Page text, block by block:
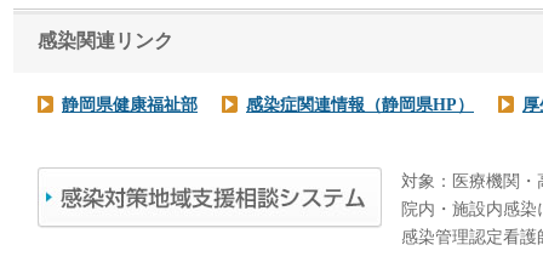
感染関連リンク
静岡県健康福祉部 感染症関連情報（静岡県HP）
対象：医療機関・
院内・施設内感
感染管理認定看